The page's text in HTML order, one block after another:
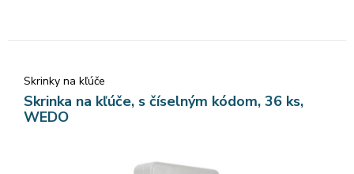
Skrinky na kľúče
Skrinka na kľúče, s číselným kódom, 36 ks,
WEDO